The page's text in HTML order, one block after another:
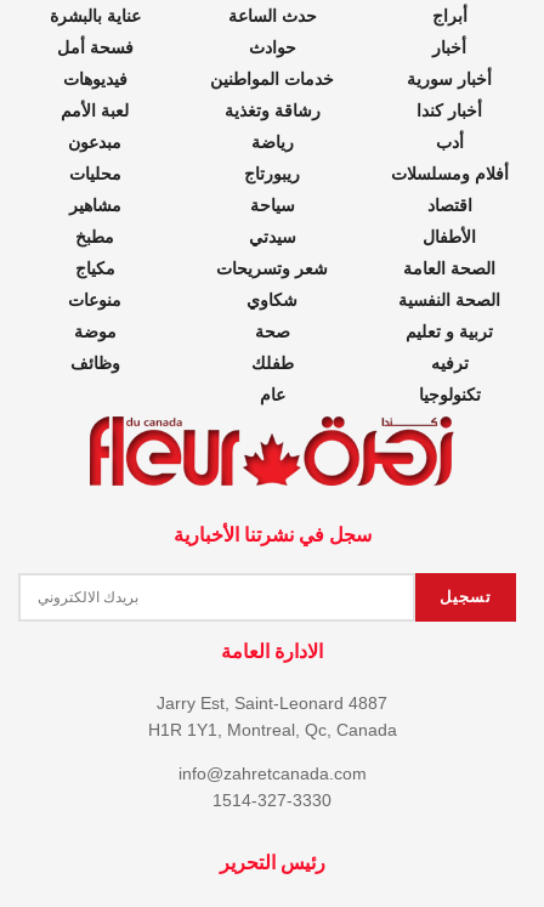
أبراج
أخبار
أخبار سورية
أخبار كندا
أدب
أفلام ومسلسلات
اقتصاد
الأطفال
الصحة العامة
الصحة النفسية
تربية و تعليم
ترفيه
تكنولوجيا
حدث الساعة
حوادث
خدمات المواطنين
رشاقة وتغذية
رياضة
ريبورتاج
سياحة
سيدتي
شعر وتسريحات
شكاوي
صحة
طفلك
عام
عناية بالبشرة
فسحة أمل
فيديوهات
لعبة الأمم
مبدعون
محليات
مشاهير
مطبخ
مكياج
منوعات
موضة
وظائف
سجل في نشرتنا الأخبارية
الادارة العامة
4887 Jarry Est, Saint-Leonard
H1R 1Y1, Montreal, Qc, Canada
info@zahretcanada.com
1514-327-3330
رئيس التحرير